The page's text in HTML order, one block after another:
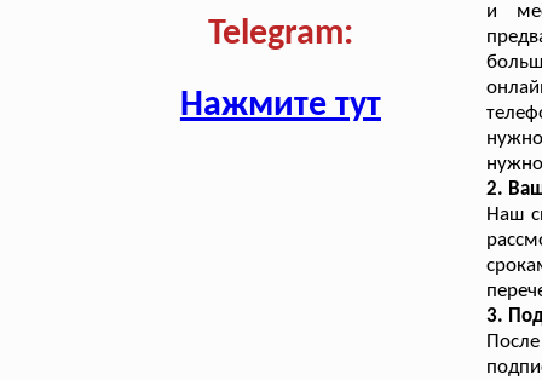
Telegram:
Нажмите тут
и
2.
Наш
3.